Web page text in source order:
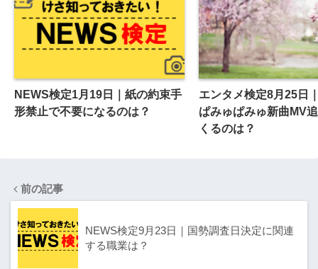
NEWS検定1月19日｜紙の約束手
形禁止で不要になるのは？
エンタメ検定8月25日
ぱみゅぱみゅ新曲MV
くるのは？
前の記事
NEWS検定9月23日｜国勢調査日決定に関連
する職業は？